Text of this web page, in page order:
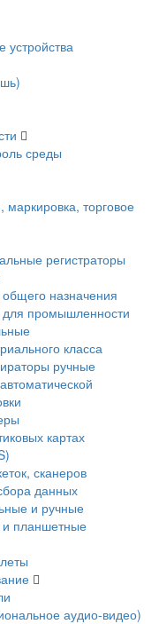
устройства
среды
торговое
регистраторы
назначения
промышленности
класса
ручные
картах
сканеров
данных
и ручные
планшетные
аудио-видео)